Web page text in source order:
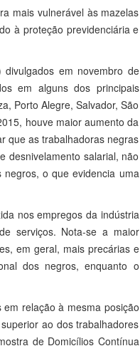
mais vulnerável às mazelas
à proteção previdenciária e
divulgados em novembro de
em alguns dos principais
Porto Alegre, Salvador, São
houve maior aumento da
que as trabalhadoras negras
desnivelamento salarial, não
o que evidencia uma
nos empregos da indústria
serviços. Nota-se a maior
em geral, mais precárias e
dos negros, enquanto o
relação à mesma posição
ao dos trabalhadores
de Domicílios Contínua